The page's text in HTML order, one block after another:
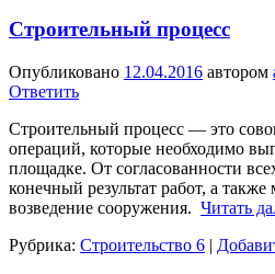
Строительный процесс
Опубликовано 12.04.2016 автором
Ответить
Строительный процесс — это
операций, которые необходимо
площадке. От согласованности
конечный результат работ, а
возведение сооружения. Читать
Рубрика: Строительство 6 |